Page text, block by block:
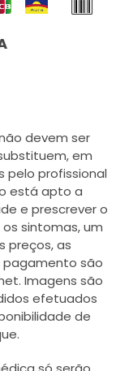
devem ser
em
pelo profissional
está apto a
e prescrever o
sintomas, um
preços, as
pagamento são
Imagens são
efetuados
de